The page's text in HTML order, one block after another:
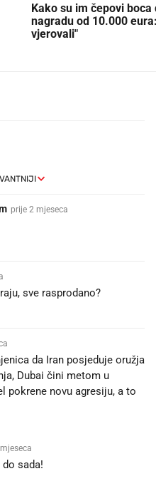
Kako su im čepovi boca
nagradu od 10.000
vjerovali"
prije 2 mjeseca
sve rasprodano?
da Iran posjeduje oružja
Dubai čini metom u
pokrene novu agresiju, a to
sada!